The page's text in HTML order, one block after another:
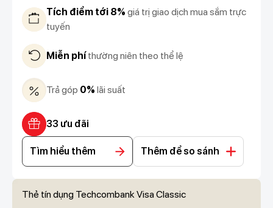
Tích điểm tới 8% giá trị giao dịch mua sắm trực
tuyến
Miễn phíthường niên theo thể lệ
Trả góp 0% lãi suất
33 ưu đãi
Tìm hiểu thêm Thêm để so sánh
Thẻ tín dụng Techcombank Visa Classic